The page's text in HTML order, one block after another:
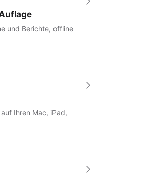
und Berichte, offline
Ihren Mac, iPad,